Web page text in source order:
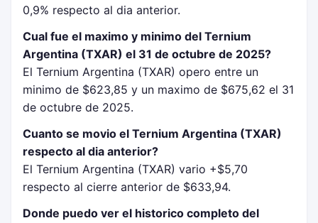
0,9% respecto al dia anterior.
Cual fue el maximo y minimo del Ternium
Argentina (TXAR) el 31 de octubre de 2025?
El Ternium Argentina (TXAR) opero entre un
minimo de $623,85 y un maximo de $675,62 el 31
de octubre de 2025.
Cuanto se movio el Ternium Argentina (TXAR)
respecto al dia anterior?
El Ternium Argentina (TXAR) vario +$5,70
respecto al cierre anterior de $633,94.
Donde puedo ver el historico completo del